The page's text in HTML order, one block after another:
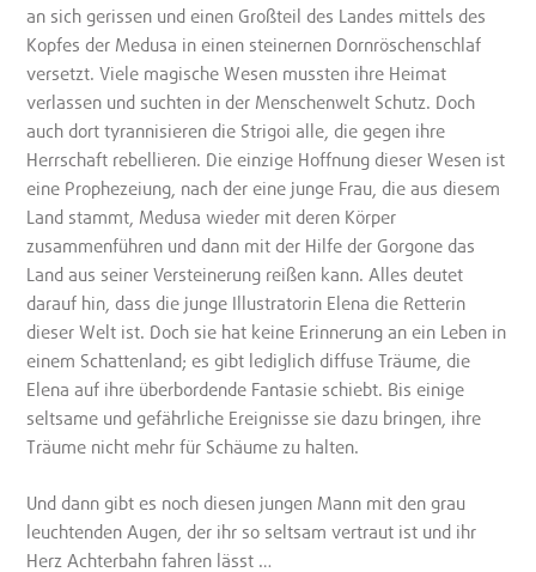
an sich gerissen und einen Großteil des Landes mittels des
Kopfes der Medusa in einen steinernen Dornröschenschlaf
versetzt. Viele magische Wesen mussten ihre Heimat
verlassen und suchten in der Menschenwelt Schutz. Doch
auch dort tyrannisieren die Strigoi alle, die gegen ihre
Herrschaft rebellieren. Die einzige Hoffnung dieser Wesen ist
eine Prophezeiung, nach der eine junge Frau, die aus diesem
Land stammt, Medusa wieder mit deren Körper
zusammenführen und dann mit der Hilfe der Gorgone das
Land aus seiner Versteinerung reißen kann. Alles deutet
darauf hin, dass die junge Illustratorin Elena die Retterin
dieser Welt ist. Doch sie hat keine Erinnerung an ein Leben in
einem Schattenland; es gibt lediglich diffuse Träume, die
Elena auf ihre überbordende Fantasie schiebt. Bis einige
seltsame und gefährliche Ereignisse sie dazu bringen, ihre
Träume nicht mehr für Schäume zu halten.
Und dann gibt es noch diesen jungen Mann mit den grau
leuchtenden Augen, der ihr so seltsam vertraut ist und ihr
Herz Achterbahn fahren lässt …